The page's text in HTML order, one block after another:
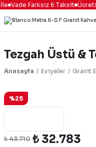
Vade Farksız 6 Taksit
Tezgah Üstü &
Anasayfa Eviyeler Granit
%25
₺ 43.710 ₺ 32.783